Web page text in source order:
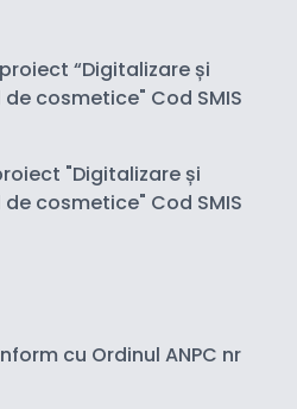
“Digitalizare și
cosmetice" Cod SMIS
"Digitalizare și
cosmetice" Cod SMIS
cu Ordinul ANPC nr